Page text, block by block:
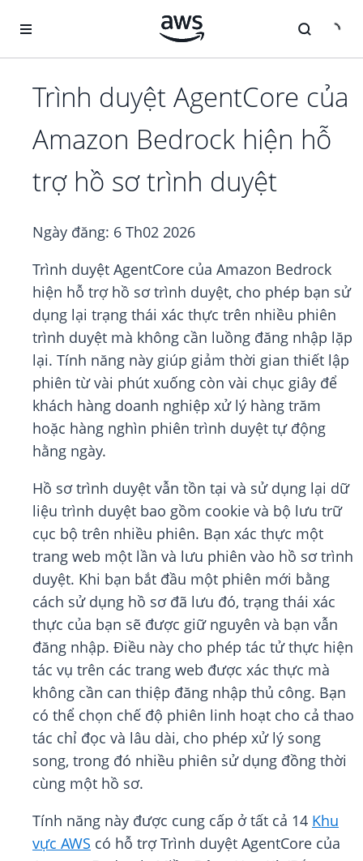
Trình duyệt AgentCore của
Amazon Bedrock hiện hỗ
trợ hồ sơ trình duyệt
Ngày đăng: 6 Th02 2026
Trình duyệt AgentCore của Amazon Bedrock
hiện hỗ trợ hồ sơ trình duyệt, cho phép bạn sử
dụng lại trạng thái xác thực trên nhiều phiên
trình duyệt mà không cần luồng đăng nhập lặp
lại. Tính năng này giúp giảm thời gian thiết lập
phiên từ vài phút xuống còn vài chục giây để
khách hàng doanh nghiệp xử lý hàng trăm
hoặc hàng nghìn phiên trình duyệt tự động
hằng ngày.
Hồ sơ trình duyệt vẫn tồn tại và sử dụng lại dữ
liệu trình duyệt bao gồm cookie và bộ lưu trữ
cục bộ trên nhiều phiên. Bạn xác thực một
trang web một lần và lưu phiên vào hồ sơ trình
duyệt. Khi bạn bắt đầu một phiên mới bằng
cách sử dụng hồ sơ đã lưu đó, trạng thái xác
thực của bạn sẽ được giữ nguyên và bạn vẫn
đăng nhập. Điều này cho phép tác tử thực hiện
tác vụ trên các trang web được xác thực mà
không cần can thiệp đăng nhập thủ công. Bạn
có thể chọn chế độ phiên linh hoạt cho cả thao
tác chỉ đọc và lâu dài, cho phép xử lý song
song, trong đó nhiều phiên sử dụng đồng thời
cùng một hồ sơ.
Tính năng này được cung cấp ở tất cả 14 Khu
vực AWS có hỗ trợ Trình duyệt AgentCore của